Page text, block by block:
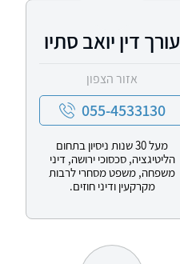
עורך דין יואב סתיו
אזור הצפון
055-4533130
מעל 30 שנות ניסיון בתחום
הליטיגציה, סכסוכי ירושה, דיני
משפחה, משפט מסחרי לרבות
מקרקעין ודיני חוזים.